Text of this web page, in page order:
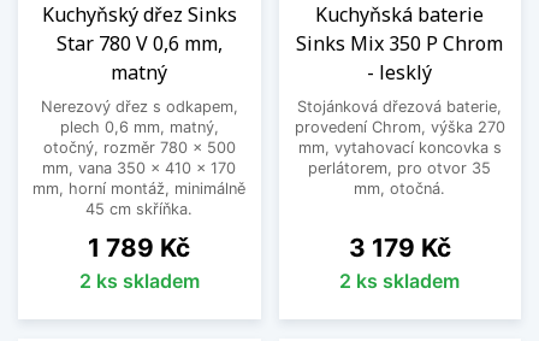
Kuchyňský dřez Sinks
Star 780 V 0,6 mm,
matný
Nerezový dřez s odkapem,
plech 0,6 mm, matný,
otočný, rozměr 780 x 500
mm, vana 350 x 410 x 170
mm, horní montáž, minimálně
45 cm skříňka.
Cena
1 789 Kč
2 ks skladem
Kuchyňská baterie
Sinks Mix 350 P Chrom
- lesklý
Stojánková dřezová baterie,
provedení Chrom, výška 270
mm, vytahovací koncovka s
perlátorem, pro otvor 35
mm, otočná.
Cena
3 179 Kč
2 ks skladem